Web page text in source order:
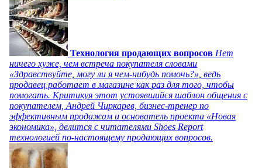
Технология продающих вопросов Нет
ничего хуже, чем встреча покупателя словами
«Здравствуйте, могу ли я чем-нибудь помочь?», ведь
продавец работает в магазине как раз для того, чтобы
помогать. Критикуя этот устоявшийся шаблон общения с
покупателем, Андрей Чиркарев, бизнес-тренер по
эффективным продажам и основатель проекта «Новая
экономика», делится с читателями Shoes Report
технологией по-настоящему продающих вопросов.